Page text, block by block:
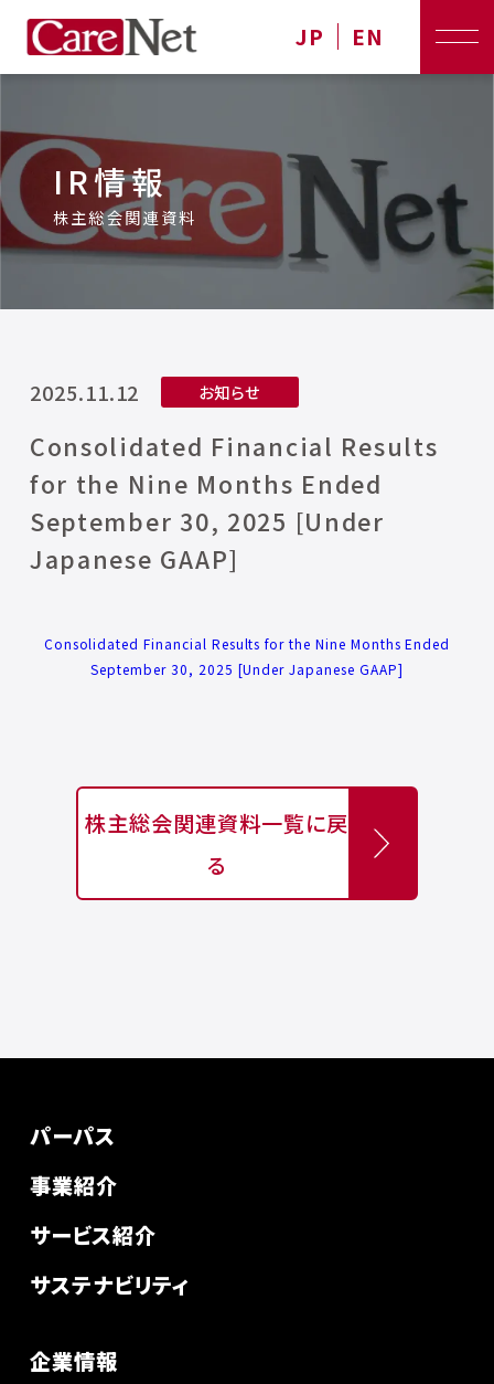
JP EN
IR情報
株主総会関連資料
2025.11.12 お知らせ
Consolidated Financial Results
for the Nine Months Ended
September 30, 2025 [Under
Japanese GAAP]
Consolidated Financial Results for the Nine Months Ended
September 30, 2025 [Under Japanese GAAP]
株主総会関連資料一覧に戻
る
パーパス
事業紹介
サービス紹介
サステナビリティ
企業情報